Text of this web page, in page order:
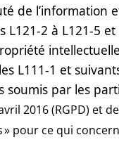
de l’information
2 à L121-5
L111-1 et
par les
2016 (RGPD) et
pour ce qui